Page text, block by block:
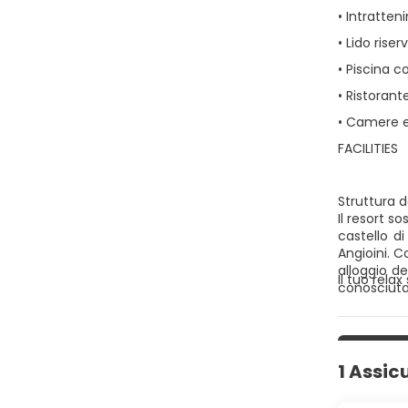
Il tuo
Struttura
Il resort
castello
Angioini.
alloggio
una
un’ultima
le
FACILITIES
• Camere
•
• Piscina
• Lido
•
1